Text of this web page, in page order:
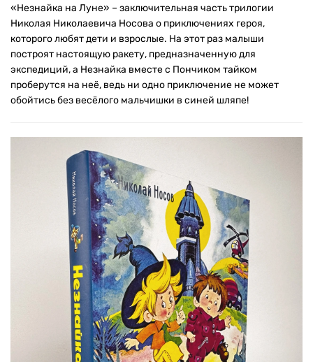
«Незнайка на Луне» – заключительная часть трилогии
Николая Николаевича Носова о приключениях героя,
которого любят дети и взрослые. На этот раз малыши
построят настоящую ракету, предназначенную для
экспедиций, а Незнайка вместе с Пончиком тайком
проберутся на неё, ведь ни одно приключение не может
обойтись без весёлого мальчишки в синей шляпе!